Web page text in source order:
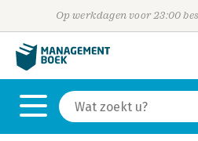
Op werkdagen voor 23:00